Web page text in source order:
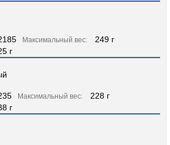
Максимальный вес: 249 г
г
Максимальный вес: 228 г
г